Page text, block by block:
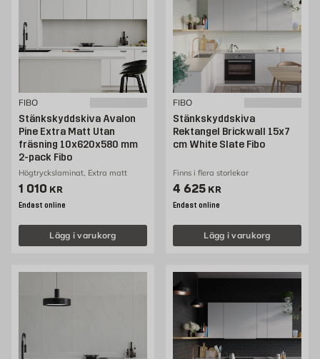
FIBO
Stänkskyddskiva Avalon
Pine Extra Matt Utan
fräsning 10x620x580 mm
2-pack Fibo
Högtryckslaminat, Extra matt
Pris 1010 kr
1 010 KR
Endast online
Lägg i varukorg
FIBO
Stänkskyddskiva
Rektangel Brickwall 15x7
cm White Slate Fibo
Finns i flera storlekar
Pris 4625 kr
4 625 KR
Endast online
Lägg i varukorg